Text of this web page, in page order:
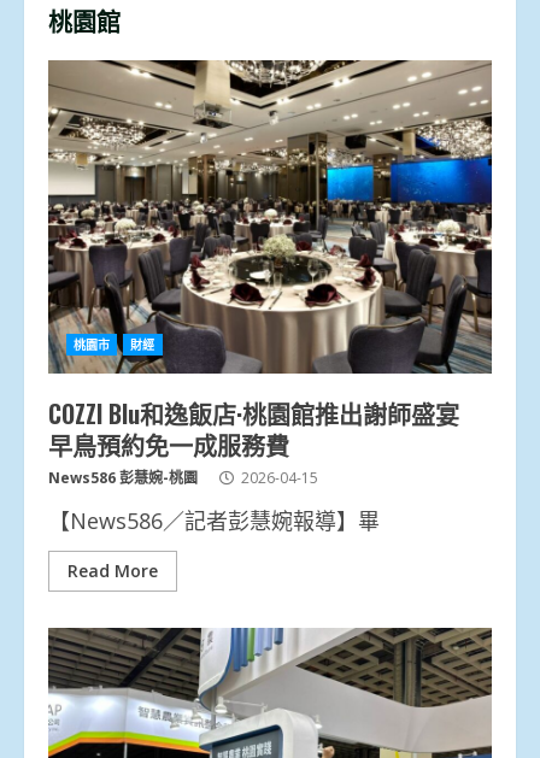
桃園館
桃園市 財經
COZZI Blu和逸飯店·桃園館推出謝師盛宴
早鳥預約免一成服務費
News586 彭慧婉-桃園 2026-04-15
【News586／記者彭慧婉報導】畢
Read More